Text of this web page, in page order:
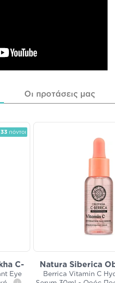
Οι προτάσεις μας
33 πόντοι
C-
Eye
Natura Siberica
Berrica Vitamin C